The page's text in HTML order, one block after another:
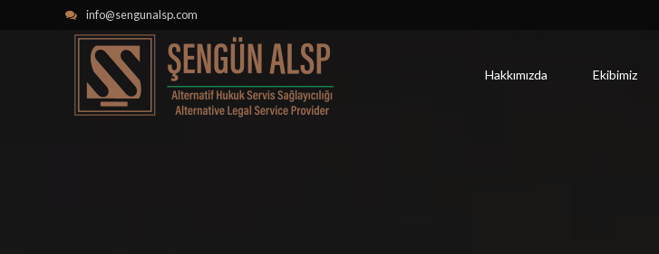
info@sengunalsp.com
Hakkımızda Ekibimiz